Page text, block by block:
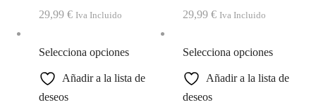
29,99 € Iva Incluido 29,99 € Iva Incluido
Selecciona opciones
Añadir a la lista de
deseos
Selecciona opciones
Añadir a la lista de
deseos